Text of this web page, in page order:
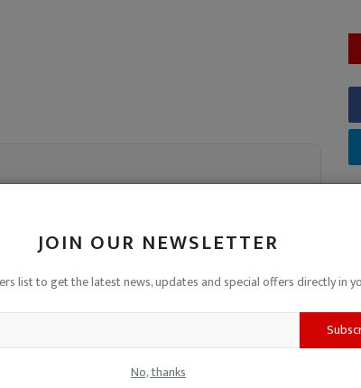
JOIN OUR NEWSLETTER
list to get the latest news, updates and special offers directly in
No, thanks